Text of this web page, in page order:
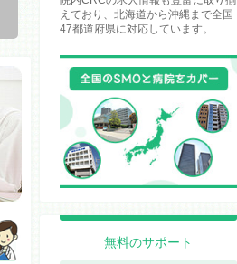
えており、北海道から沖縄まで全国
47都道府県に対応しています。
無料のサポート